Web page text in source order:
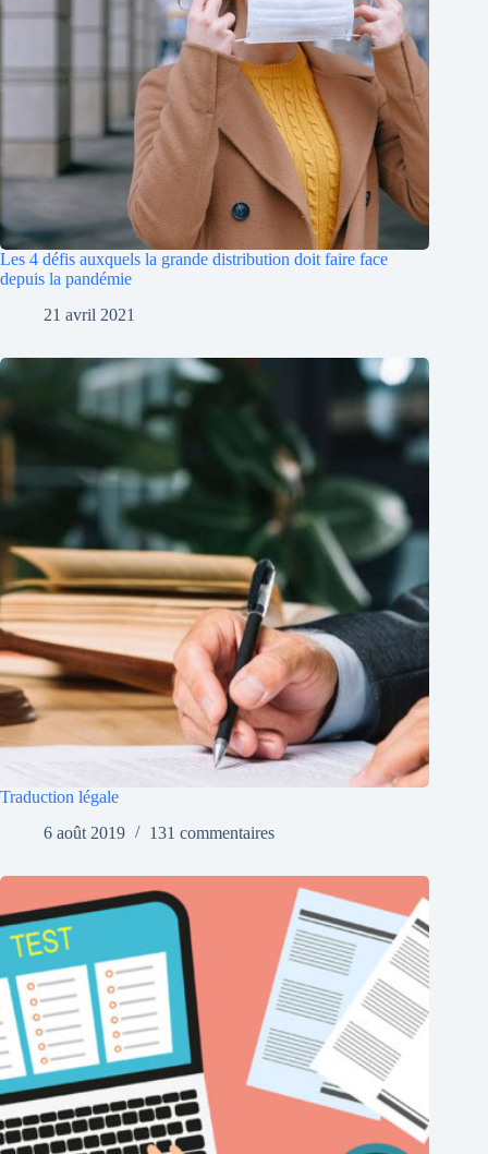
Les 4 défis auxquels la grande distribution doit faire face
depuis la pandémie
21 avril 2021
Traduction légale
6 août 2019
131 commentaires